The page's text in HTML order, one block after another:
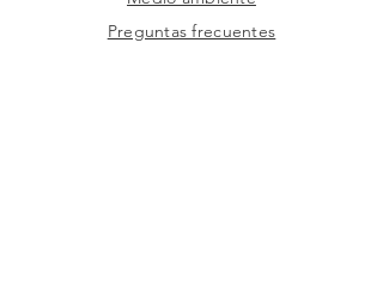
Preguntas frecuentes